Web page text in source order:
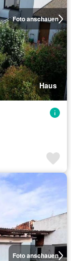
Foto anschauen
Haus
Foto anschauen